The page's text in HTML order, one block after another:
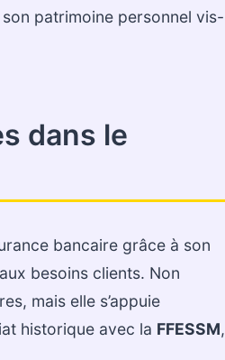
patrimoine personnel vis-
dans le
bancaire grâce à son
besoins clients. Non
mais elle s’appuie
historique avec la FFESSM,